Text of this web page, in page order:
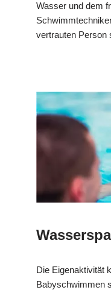
Wasser und dem
vertrauten Person
Die Eigenaktivität
Babyschwimmen